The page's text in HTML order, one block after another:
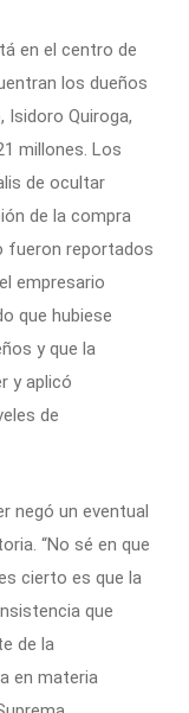
en el centro de
los dueños
Isidoro Quiroga,
millones. Los
de ocultar
de la compra
fueron reportados
empresario
que hubiese
y que la
y aplicó
de
negó un eventual
“No sé en que
cierto es que la
que
de la
en materia